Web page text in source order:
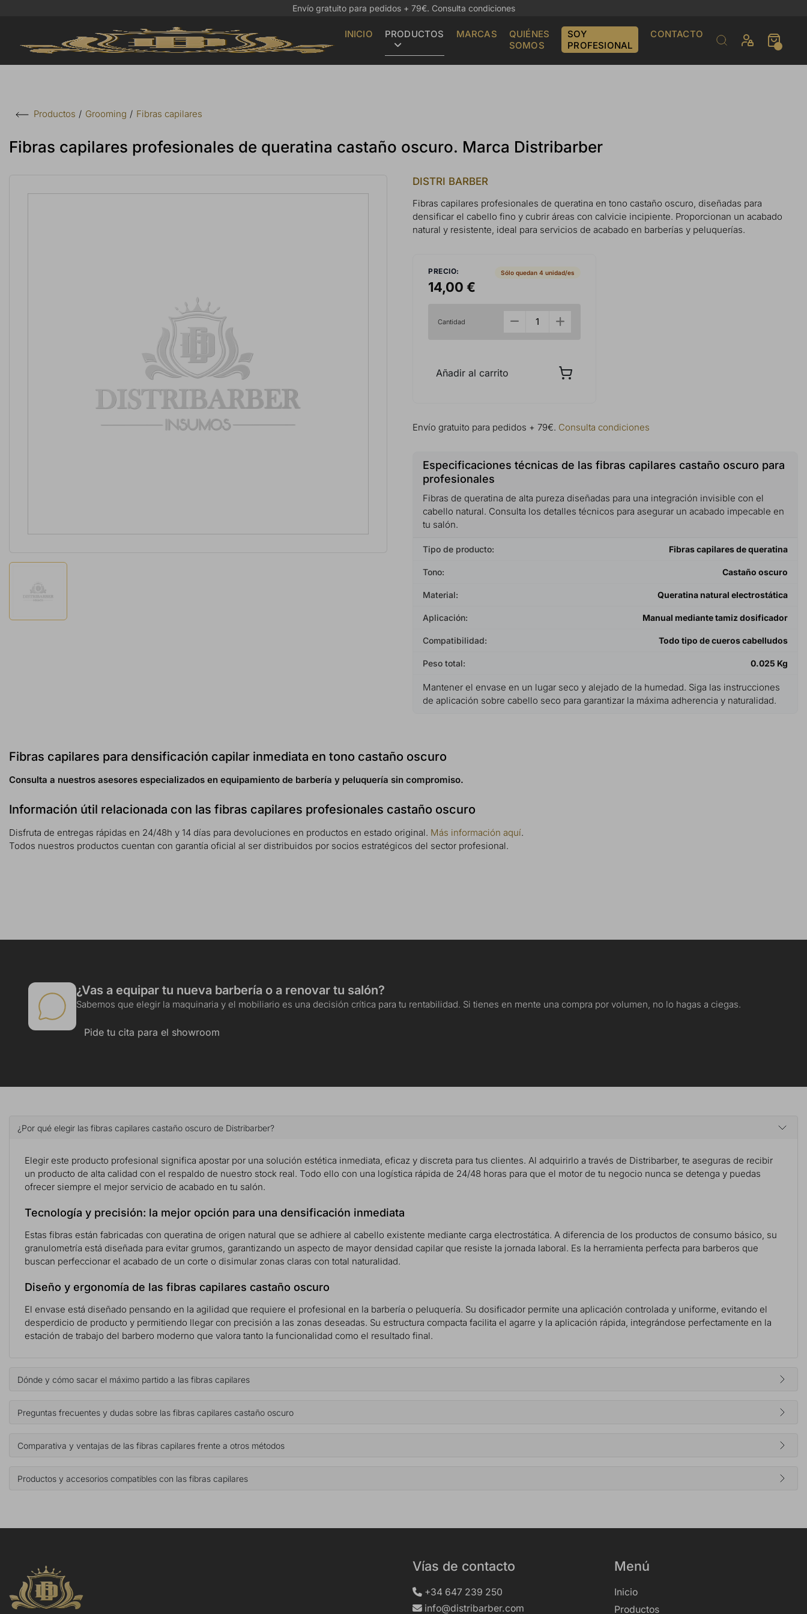
Envío gratuito para pedidos + 79€. Consulta condiciones
INICIO PRODUCTOS MARCAS
QUIÉNES
SOMOS
SOY
PROFESIONAL
CONTACTO
Productos Grooming Fibras capilares
Fibras capilares profesionales de queratina castaño oscuro. Marca Distribarber
DISTRI BARBER
Fibras capilares profesionales de queratina en tono castaño oscuro, diseñadas para
densificar el cabello fino y cubrir áreas con calvicie incipiente. Proporcionan un acabado
natural y resistente, ideal para servicios de acabado en barberías y peluquerías.
PRECIO:
14,00 €
Sólo quedan 4 unidad/es
Cantidad
Añadir al carrito
Envío gratuito para pedidos + 79€. Consulta condiciones
Especificaciones técnicas de las fibras capilares castaño oscuro para
profesionales
Fibras de queratina de alta pureza diseñadas para una integración invisible con el
cabello natural. Consulta los detalles técnicos para asegurar un acabado impecable en
tu salón.
Tipo de producto: Fibras capilares de queratina
Tono: Castaño oscuro
Material: Queratina natural electrostática
Aplicación: Manual mediante tamiz dosificador
Compatibilidad: Todo tipo de cueros cabelludos
Peso total: 0.025 Kg
Mantener el envase en un lugar seco y alejado de la humedad. Siga las instrucciones
de aplicación sobre cabello seco para garantizar la máxima adherencia y naturalidad.
Fibras capilares para densificación capilar inmediata en tono castaño oscuro
Consulta a nuestros asesores especializados en equipamiento de barbería y peluquería sin compromiso.
Información útil relacionada con las fibras capilares profesionales castaño oscuro
Disfruta de entregas rápidas en 24/48h y 14 días para devoluciones en productos en estado original. Más información aquí.
Todos nuestros productos cuentan con garantía oficial al ser distribuidos por socios estratégicos del sector profesional.
¿Vas a equipar tu nueva barbería o a renovar tu salón?
Sabemos que elegir la maquinaria y el mobiliario es una decisión crítica para tu rentabilidad. Si tienes en mente una compra por volumen, no lo hagas a ciegas.
Pide tu cita para el showroom
¿Por qué elegir las fibras capilares castaño oscuro de Distribarber?
Elegir este producto profesional significa apostar por una solución estética inmediata, eficaz y discreta para tus clientes. Al adquirirlo a través de Distribarber, te aseguras de recibir
un producto de alta calidad con el respaldo de nuestro stock real. Todo ello con una logística rápida de 24/48 horas para que el motor de tu negocio nunca se detenga y puedas
ofrecer siempre el mejor servicio de acabado en tu salón.
Tecnología y precisión: la mejor opción para una densificación inmediata
Estas fibras están fabricadas con queratina de origen natural que se adhiere al cabello existente mediante carga electrostática. A diferencia de los productos de consumo básico, su
granulometría está diseñada para evitar grumos, garantizando un aspecto de mayor densidad capilar que resiste la jornada laboral. Es la herramienta perfecta para barberos que
buscan perfeccionar el acabado de un corte o disimular zonas claras con total naturalidad.
Diseño y ergonomía de las fibras capilares castaño oscuro
El envase está diseñado pensando en la agilidad que requiere el profesional en la barbería o peluquería. Su dosificador permite una aplicación controlada y uniforme, evitando el
desperdicio de producto y permitiendo llegar con precisión a las zonas deseadas. Su estructura compacta facilita el agarre y la aplicación rápida, integrándose perfectamente en la
estación de trabajo del barbero moderno que valora tanto la funcionalidad como el resultado final.
Dónde y cómo sacar el máximo partido a las fibras capilares
Preguntas frecuentes y dudas sobre las fibras capilares castaño oscuro
Comparativa y ventajas de las fibras capilares frente a otros métodos
Productos y accesorios compatibles con las fibras capilares
Vías de contacto
+34 647 239 250
info@distribarber.com
Menú
Inicio
Productos